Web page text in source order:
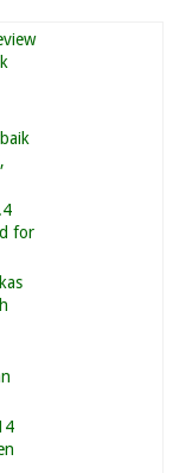
for